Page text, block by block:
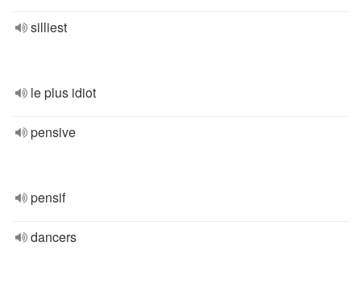
silliest
le plus idiot
pensive
pensif
dancers